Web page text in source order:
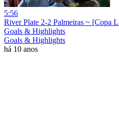
5:56
River Plate 2-2 Palmeiras ~ [Copa
Goals & Highlights
Goals & Highlights
há 10 anos